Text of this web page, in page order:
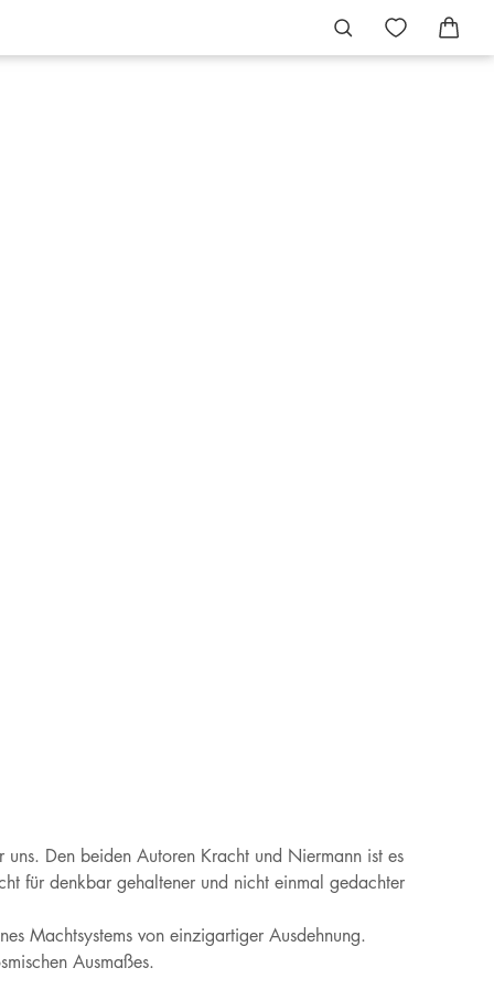
Den beiden Autoren Kracht und Niermann ist es
für denkbar gehaltener und nicht einmal gedachter
Machtsystems von einzigartiger Ausdehnung.
Ausmaßes.